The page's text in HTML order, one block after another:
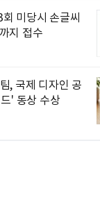
미당시 손글씨
지 접수
, 국제 디자인 공
' 동상 수상